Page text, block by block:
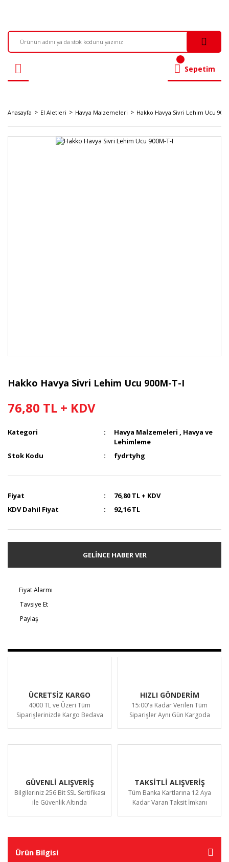
Sepetim
Anasayfa El Aletleri Havya Malzemeleri Hakko Havya Sivri Lehim Ucu
Hakko Havya Sivri Lehim Ucu 900M-T-I
76,80 TL + KDV
Kategori Havya Malzemeleri , Havya ve
Lehimleme
Stok Kodu
fydrtyhg
Fiyat
76,80 TL + KDV
KDV Dahil Fiyat
92,16 TL
GELİNCE HABER VER
Fiyat Alarmı
Tavsiye Et
Paylaş
ÜCRETSİZ KARGO
4000 TL ve Üzeri Tüm
Siparişlerinizde Kargo Bedava
HIZLI GÖNDERİM
15:00'a Kadar Verilen Tüm
Siparişler Aynı Gün Kargoda
GÜVENLİ ALIŞVERİŞ
Bilgileriniz 256 Bit SSL Sertifikası
ile Güvenlik Altında
TAKSİTLİ ALIŞVERİŞ
Tüm Banka Kartlarına 12 Aya
Kadar Varan Taksit İmkanı
Ürün Bilgisi